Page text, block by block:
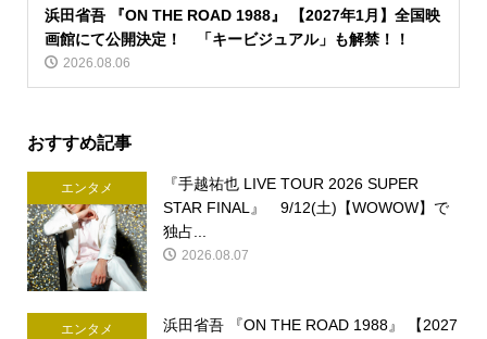
浜田省吾 『ON THE ROAD 1988』 【2027年1月】全国映
画館にて公開決定！ 「キービジュアル」も解禁！！
2026.08.06
おすすめ記事
エンタメ
『手越祐也 LIVE TOUR 2026 SUPER
STAR FINAL』 9/12(土)【WOWOW】で
独占...
2026.08.07
エンタメ
浜田省吾 『ON THE ROAD 1988』 【2027